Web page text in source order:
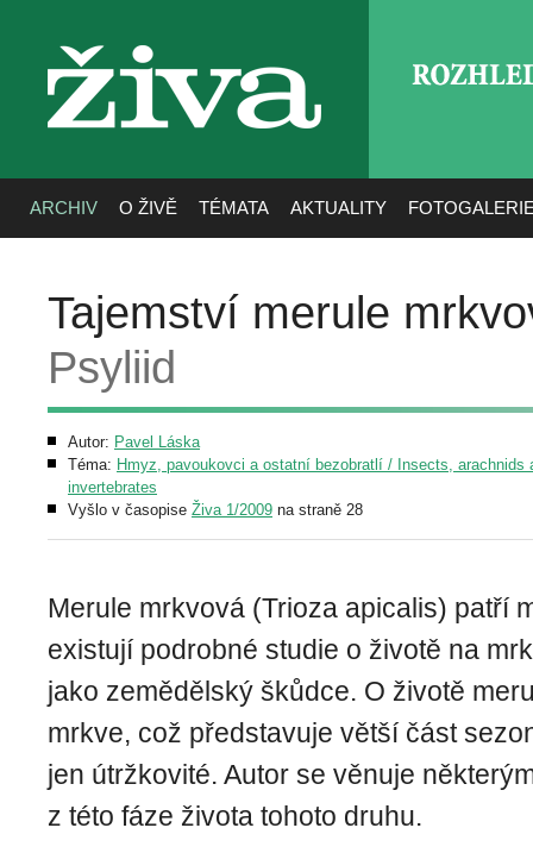
živa
ARCHIV O ŽIVĚ TÉMATA AKTUALITY
Tajemství merule
Psyliid
Autor: Pavel Láska
Téma: Hmyz, pavoukovci a ostatní bezobratlí / Insects, arachnids
invertebrates
Vyšlo v časopise Živa 1/2009 na straně 28
Merule mrkvová (Trioza apicalis) patří
existují podrobné studie o životě na
jako zemědělský škůdce. O životě
mrkve, což představuje větší část
jen útržkovité. Autor se věnuje
z této fáze života tohoto druhu.